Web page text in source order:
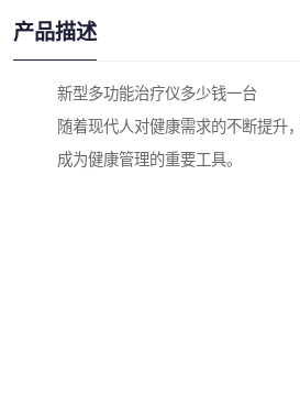
产品描述
新型多功能治疗仪多少钱一台
随着现代人对健康需求的不断提升
成为健康管理的重要工具。